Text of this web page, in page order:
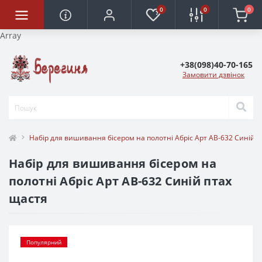
Array
0 0 0
+38(098)40-70-165
Замовити дзвінок
Набір для вишивання бісером на полотні Абріс Арт АВ-632 Синій
Набір для вишивання бісером на
полотні Абріс Арт АВ-632 Синій птах
щастя
Популярний